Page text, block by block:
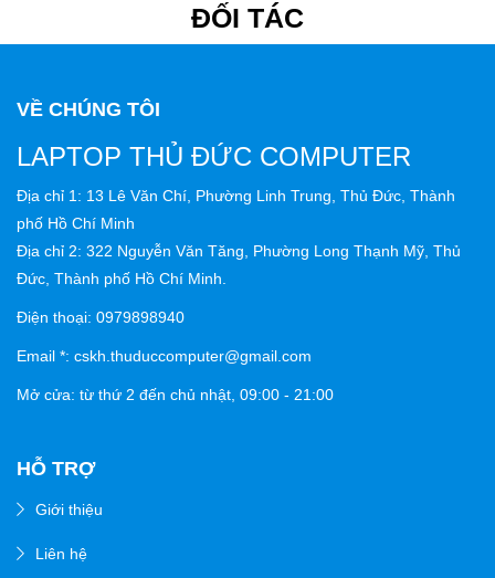
ĐỐI TÁC
VỀ CHÚNG TÔI
LAPTOP THỦ ĐỨC COMPUTER
Địa chỉ 1: 13 Lê Văn Chí, Phường Linh Trung, Thủ Đức, Thành
phố Hồ Chí Minh
Địa chỉ 2: 322 Nguyễn Văn Tăng, Phường Long Thạnh Mỹ, Thủ
Đức, Thành phố Hồ Chí Minh.
Điện thoại: 0979898940
Email *: cskh.thuduccomputer@gmail.com
Mở cửa: từ thứ 2 đến chủ nhật, 09:00 - 21:00
HỖ TRỢ
Giới thiệu
Liên hệ